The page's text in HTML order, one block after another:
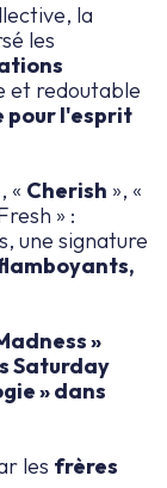
la
les
et redoutable
pour l'esprit
« Cherish », «
» :
une signature
»
Saturday
» dans
les frères